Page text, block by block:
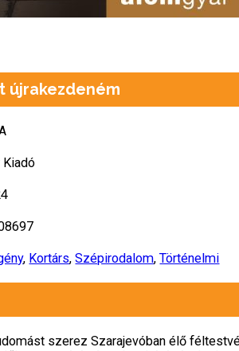
újrakezdeném
, Kortárs,Szépirodalom,Történelmi
szerez Szarajevóban élő